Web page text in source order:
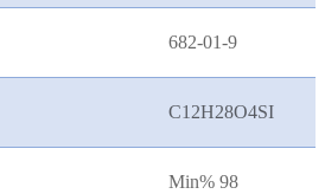
682-01-9
C12H28O4SI
Min% 98